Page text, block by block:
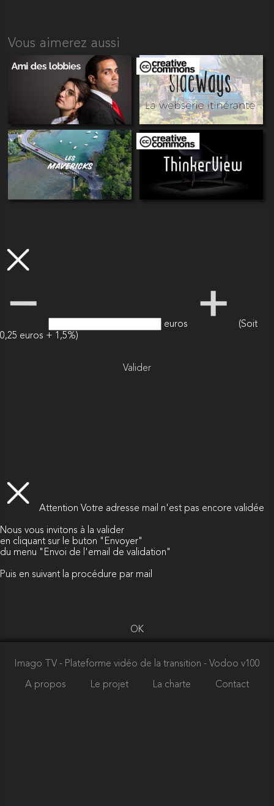
Vous aimerez aussi
euros
(Soit
0,25 euros + 1,5%)
Valider
Attention Votre adresse mail n'est pas encore validée
Nous vous invitons à la valider
en cliquant sur le buton "Envoyer"
du menu "Envoi de l'email de validation"
Puis en suivant la procédure par mail
OK
Imago TV - Plateforme vidéo de la transition - Vodoo v100
A propos Le projet La charte Contact